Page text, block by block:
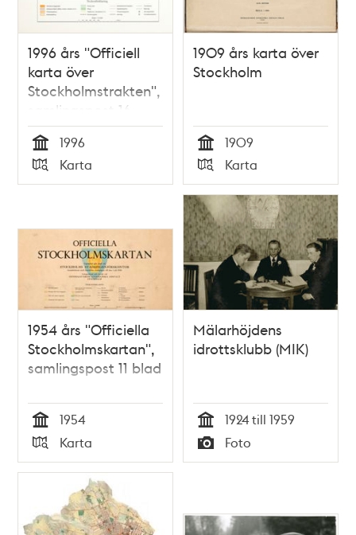
1996 års "Officiell
karta över
Stockholmstrakten",
samlingspost 16
blad
Tid
1996
Typ
Karta
1909 års karta över
Stockholm
Tid
1909
Typ
Karta
1954 års "Officiella
Stockholmskartan",
samlingspost 11 blad
Tid
1954
Typ
Karta
Mälarhöjdens
idrottsklubb (MIK)
Tid
1924 till 1959
Typ
Foto